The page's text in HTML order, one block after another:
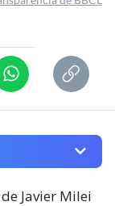
Javier Milei